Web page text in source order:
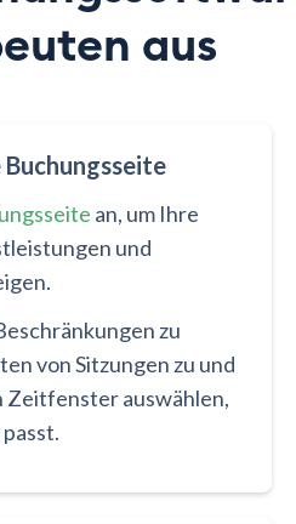
aus
Buchungsseite
an, um Ihre
und
zu
von Sitzungen zu und
Zeitfenster auswählen,